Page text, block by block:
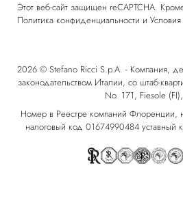
Этот веб-сайт защищен reCAPTCHA.
Политика конфиденциальности и
2026 © Stefano Ricci S.p.A. - Компания,
законодательством Италии, со штаб-
No. 171, Fiesole
Номер в Реестре компаний
налоговый код 01674990484 уставный